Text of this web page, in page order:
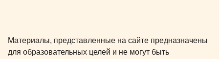
Анжелику Игоревну за её золотые
руки, за высокий
Материалы, представленные на сайте предназначены
для образовательных целей и не могут быть